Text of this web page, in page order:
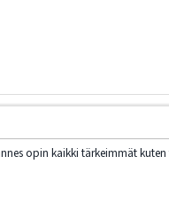
opin kaikki tärkeimmät